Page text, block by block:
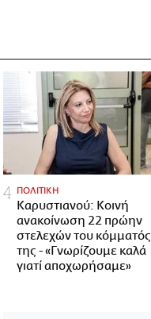
ΠΟΛΙΤΙΚΗ
Καρυστιανού: Κοινή
ανακοίνωση 22 πρώην
στελεχών του κόμματός
της - «Γνωρίζουμε καλά
γιατί αποχωρήσαμε»